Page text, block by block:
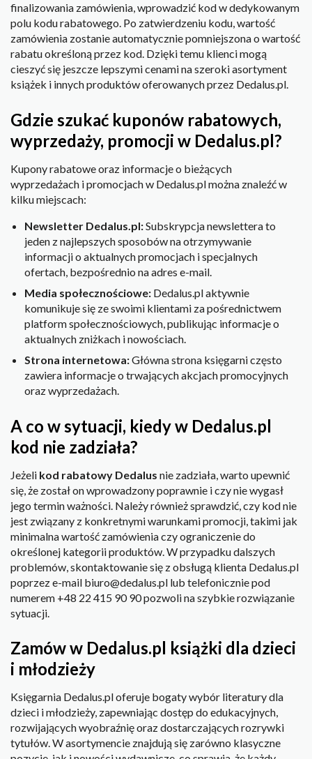
finalizowania zamówienia, wprowadzić kod w dedykowanym
polu kodu rabatowego. Po zatwierdzeniu kodu, wartość
zamówienia zostanie automatycznie pomniejszona o wartość
rabatu określoną przez kod. Dzięki temu klienci mogą
cieszyć się jeszcze lepszymi cenami na szeroki asortyment
książek i innych produktów oferowanych przez Dedalus.pl.
Gdzie szukać kuponów rabatowych,
wyprzedaży, promocji w Dedalus.pl?
Kupony rabatowe oraz informacje o bieżących
wyprzedażach i promocjach w Dedalus.pl można znaleźć w
kilku miejscach:
Newsletter Dedalus.pl:Subskrypcja newslettera to
jeden z najlepszych sposobów na otrzymywanie
informacji o aktualnych promocjach i specjalnych
ofertach, bezpośrednio na adres e-mail.
Media społecznościowe: Dedalus.pl aktywnie
komunikuje się ze swoimi klientami za pośrednictwem
platform społecznościowych, publikując informacje o
aktualnych zniżkach i nowościach.
Strona internetowa:Główna strona księgarni często
zawiera informacje o trwających akcjach promocyjnych
oraz wyprzedażach.
A co w sytuacji, kiedy w Dedalus.pl
kod nie zadziała?
Jeżeli kod rabatowy Dedalus nie zadziała, warto upewnić
się, że został on wprowadzony poprawnie i czy nie wygasł
jego termin ważności. Należy również sprawdzić, czy kod nie
jest związany z konkretnymi warunkami promocji, takimi jak
minimalna wartość zamówienia czy ograniczenie do
określonej kategorii produktów. W przypadku dalszych
problemów, skontaktowanie się z obsługą klienta Dedalus.pl
poprzez e-mail biuro@dedalus.pl lub telefonicznie pod
numerem +48 22 415 90 90 pozwoli na szybkie rozwiązanie
sytuacji.
Zamów w Dedalus.pl książki dla dzieci
i młodzieży
Księgarnia Dedalus.pl oferuje bogaty wybór literatury dla
dzieci i młodzieży, zapewniając dostęp do edukacyjnych,
rozwijających wyobraźnię oraz dostarczających rozrywki
tytułów. W asortymencie znajdują się zarówno klasyczne